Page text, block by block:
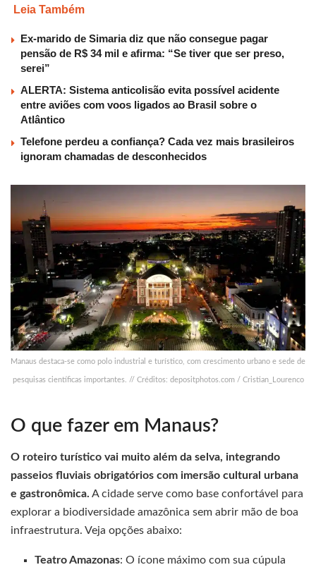
Leia Também
Ex-marido de Simaria diz que não consegue pagar
pensão de R$ 34 mil e afirma: “Se tiver que ser preso,
serei”
ALERTA: Sistema anticolisão evita possível acidente
entre aviões com voos ligados ao Brasil sobre o
Atlântico
Telefone perdeu a confiança? Cada vez mais brasileiros
ignoram chamadas de desconhecidos
Manaus destaca-se como polo industrial e turístico, com crescimento urbano e sede de
pesquisas científicas importantes. // Créditos: depositphotos.com / Cristian_Lourenco
O que fazer em Manaus?
O roteiro turístico vai muito além da selva, integrando
passeios fluviais obrigatórios com imersão cultural urbana
e gastronômica. A cidade serve como base confortável para
explorar a biodiversidade amazônica sem abrir mão de boa
infraestrutura. Veja opções abaixo:
Teatro Amazonas: O ícone máximo com sua cúpula